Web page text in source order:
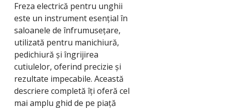
Freza electrică pentru unghii
este un instrument esențial în
saloanele de înfrumusețare,
utilizată pentru manichiură,
pedichiură și îngrijirea
cutiulelor, oferind precizie și
rezultate impecabile. Această
descriere completă îți oferă cel
mai amplu ghid de pe piață